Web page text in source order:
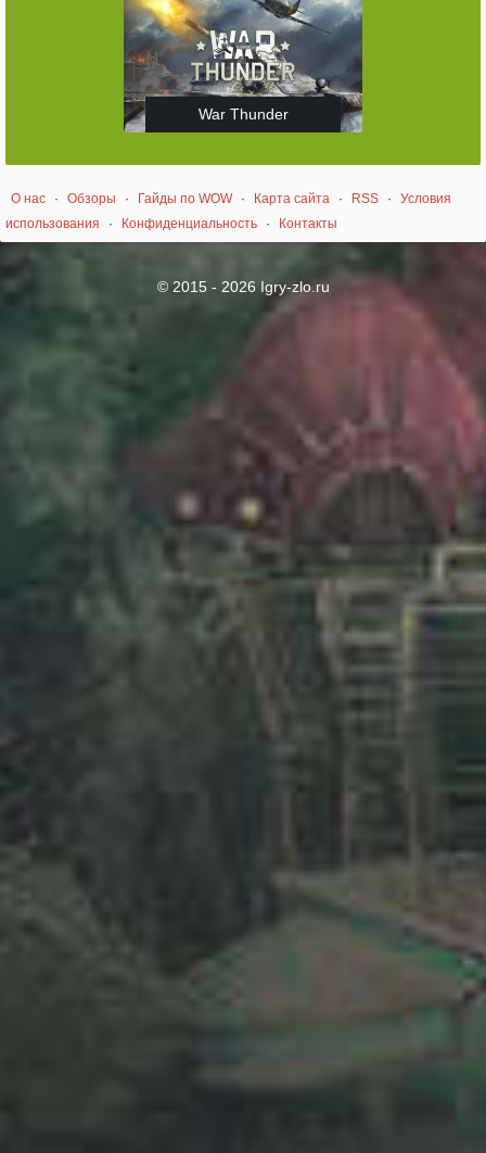
War Thunder
О нас · Обзоры · Гайды по WOW · Карта сайта · RSS ·
Условия
использования
· Конфиденциальность · Контакты
© 2015 - 2026 Igry-zlo.ru